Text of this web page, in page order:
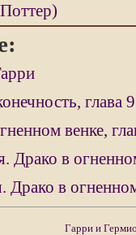
глава 9
венке,
в
в огненном
Гарри и